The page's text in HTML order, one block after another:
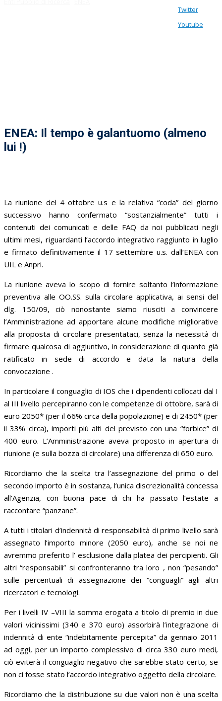
Twitter
Youtube
ENEA: Il tempo è galantuomo (almeno
lui !)
La riunione del 4 ottobre u.s e la relativa “coda” del giorno
successivo hanno confermato “sostanzialmente” tutti i
contenuti dei comunicati e delle FAQ da noi pubblicati negli
ultimi mesi, riguardanti l’accordo integrativo raggiunto in luglio
e firmato definitivamente il 17 settembre u.s. dall’ENEA con
UIL e Anpri.
La riunione aveva lo scopo di fornire soltanto l’informazione
preventiva alle OO.SS. sulla circolare applicativa, ai sensi del
dlg. 150/09, ciò nonostante siamo riusciti a convincere
l’Amministrazione ad apportare alcune modifiche migliorative
alla proposta di circolare presentataci, senza la necessità di
firmare qualcosa di aggiuntivo, in considerazione di quanto già
ratificato in sede di accordo e data la natura della
convocazione .
In particolare il conguaglio di IOS che i dipendenti collocati dal I
al III livello percepiranno con le competenze di ottobre, sarà di
euro 2050* (per il 66% circa della popolazione) e di 2450* (per
il 33% circa), importi più alti del previsto con una “forbice” di
400 euro. L’Amministrazione aveva proposto in apertura di
riunione (e sulla bozza di circolare) una differenza di 650 euro.
Ricordiamo che la scelta tra l’assegnazione del primo o del
secondo importo è in sostanza, l’unica discrezionalità concessa
all’Agenzia, con buona pace di chi ha passato l’estate a
raccontare “panzane”.
A tutti i titolari d’indennità di responsabilità di primo livello sarà
assegnato l’importo minore (2050 euro), anche se noi ne
avremmo preferito l’ esclusione dalla platea dei percipienti. Gli
altri “responsabili” si confronteranno tra loro , non “pesando”
sulle percentuali di assegnazione dei “conguagli” agli altri
ricercatori e tecnologi.
Per i livelli IV –VIII la somma erogata a titolo di premio in due
valori vicinissimi (340 e 370 euro) assorbirà l’integrazione di
indennità di ente “indebitamente percepita” da gennaio 2011
ad oggi, per un importo complessivo di circa 330 euro medi,
ciò eviterà il conguaglio negativo che sarebbe stato certo, se
non ci fosse stato l’accordo integrativo oggetto della circolare.
Ricordiamo che la distribuzione su due valori non è una scelta